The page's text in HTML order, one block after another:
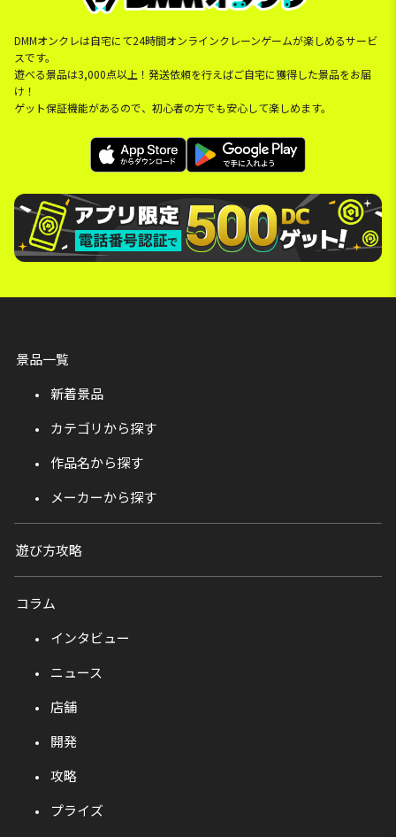
DMMオンクレは自宅にて24時間オンラインクレーンゲームが楽しめるサービ
スです。
遊べる景品は3,000点以上！発送依頼を行えばご自宅に獲得した景品をお届
け！
ゲット保証機能があるので、初心者の方でも安心して楽しめます。
景品一覧
新着景品
カテゴリから探す
作品名から探す
メーカーから探す
遊び方攻略
コラム
インタビュー
ニュース
店舗
開発
攻略
プライズ